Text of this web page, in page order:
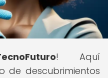
! Aquí
de descubrimientos